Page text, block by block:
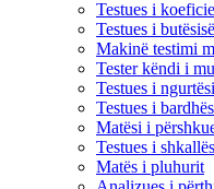
Testues i
Testues i butësisë
Makinë testimi
Tester këndi i
Testues i
Testues i
Matësi i
Testues i
Matës i pluhurit